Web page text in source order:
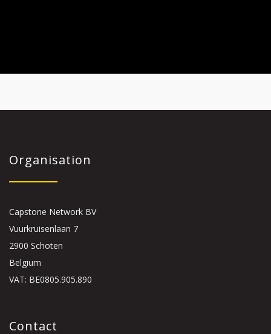
Organisation
Capstone Network BV
Vuurkruisenlaan 7
2900 Schoten
Belgium
VAT: BE0805.905.890
Contact